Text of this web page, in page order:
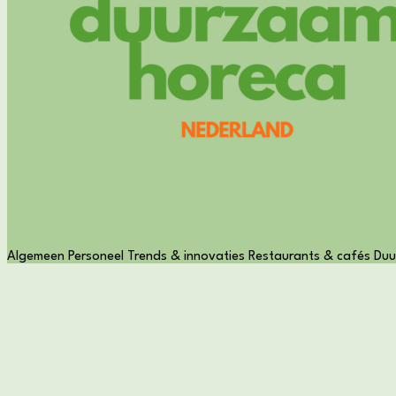
Algemeen Personeel Trends & innovaties Restaurants & cafés